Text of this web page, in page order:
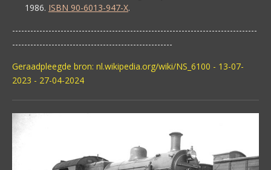
1986. ISBN 90-6013-947-X.
---------------------------------------------------------------------------------
-----------------------------------------------------
Geraadpleegde bron: nl.wikipedia.org/wiki/NS_6100 - 13-07-
2023 - 27-04-2024